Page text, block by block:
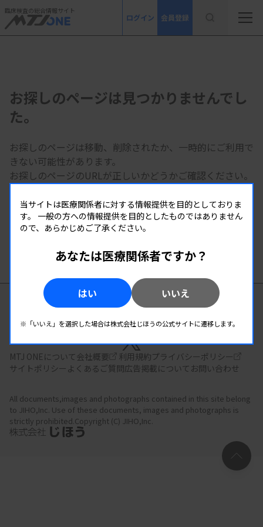
臨床検査の総合情報サイト
ログイン 会員登録
お探しのページは見つかりませんでし
た。
お探しのページは移動、削除されたか、一時的にご利用で
きない可能性があります。
お探しのページのURLが正しいかどうかご確認ください。
MTJ ONE トップページへ
臨床検査の総合情報サイト
MTJ ONEについて会社概要 利用規約プライバシーポリシー
サイトポリシー よくあるご質問広告掲載について お問い合わせ
All documents,images and photographs contained in this site belong
to JIHO,Inc. Use of these documents, images and photographs is
strictly prohibited.Copyright (C) JIHO,Inc.
当サイトは医療関係者に対する情報提供を目的としておりま
す。 一般の方への情報提供を目的としたものではありません
ので、あらかじめご了承ください。
あなたは医療関係者ですか？
はい いいえ
※「いいえ」を選択した場合は株式会社じほうの公式サイトに遷移します。